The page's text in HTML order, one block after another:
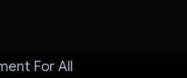
For All